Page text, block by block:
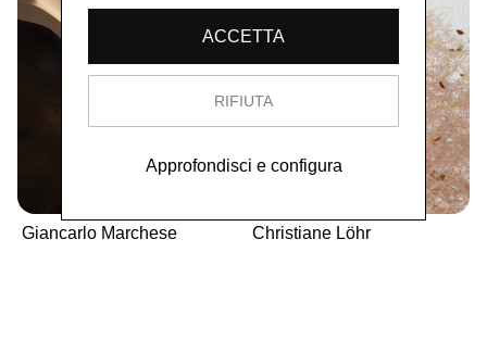
Giancarlo Marchese Christiane Löhr
ACCETTA
RIFIUTA
Approfondisci e configura